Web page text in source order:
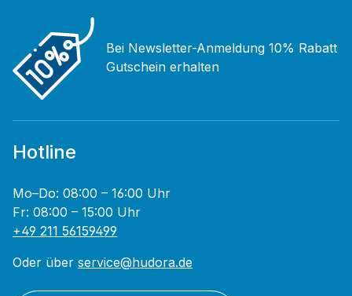
Bei Newsletter-Anmeldung 10% Rabatt
Gutschein erhalten
Hotline
Mo–Do: 08:00 – 16:00 Uhr
Fr: 08:00 – 15:00 Uhr
+49 211 56159499
Oder über service@hudora.de